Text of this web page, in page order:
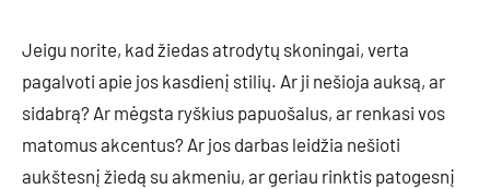
Jeigu norite, kad žiedas atrodytų skoningai, verta
pagalvoti apie jos kasdienį stilių. Ar ji nešioja auksą, ar
sidabrą? Ar mėgsta ryškius papuošalus, ar renkasi vos
matomus akcentus? Ar jos darbas leidžia nešioti
aukštesnį žiedą su akmeniu, ar geriau rinktis patogesnį